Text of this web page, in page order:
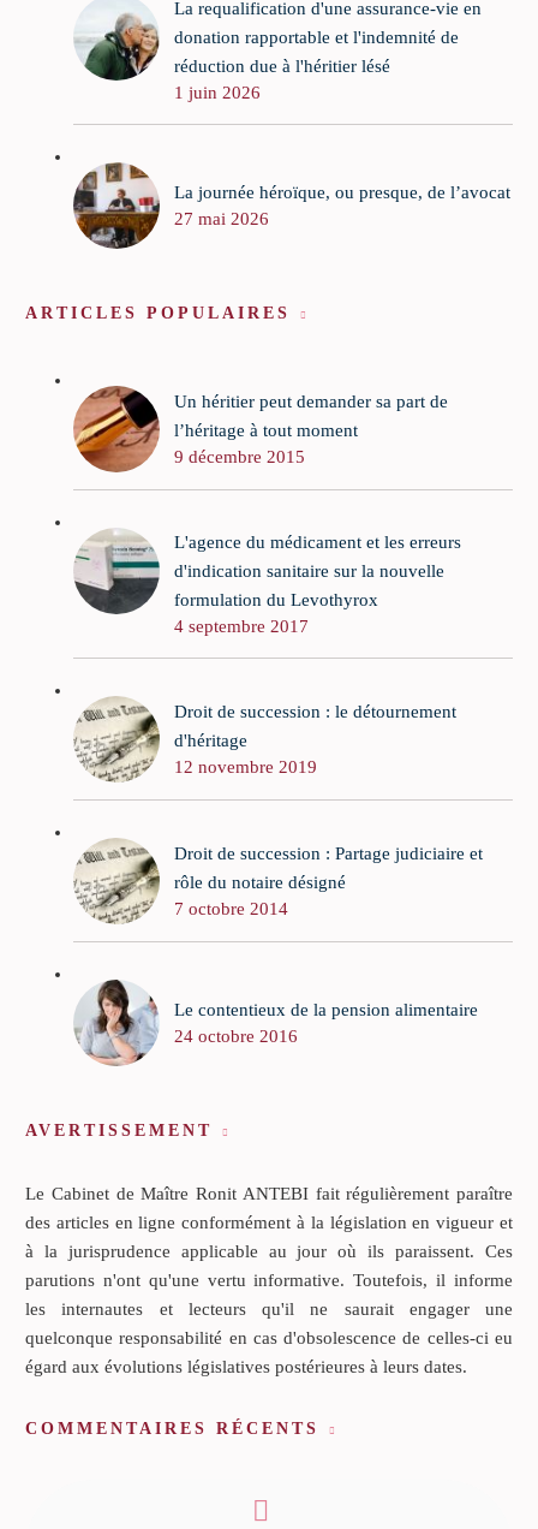
La requalification d'une assurance-vie en
donation rapportable et l'indemnité de
réduction due à l'héritier lésé
1 juin 2026
La journée héroïque, ou presque, de l’avocat
27 mai 2026
ARTICLES POPULAIRES
Un héritier peut demander sa part de
l’héritage à tout moment
9 décembre 2015
L'agence du médicament et les erreurs
d'indication sanitaire sur la nouvelle
formulation du Levothyrox
4 septembre 2017
Droit de succession : le détournement
d'héritage
12 novembre 2019
Droit de succession : Partage judiciaire et
rôle du notaire désigné
7 octobre 2014
Le contentieux de la pension alimentaire
24 octobre 2016
AVERTISSEMENT
Le Cabinet de Maître Ronit ANTEBI fait régulièrement paraître
des articles en ligne conformément à la législation en vigueur et
à la jurisprudence applicable au jour où ils paraissent. Ces
parutions n'ont qu'une vertu informative. Toutefois, il informe
les internautes et lecteurs qu'il ne saurait engager une
quelconque responsabilité en cas d'obsolescence de celles-ci eu
égard aux évolutions législatives postérieures à leurs dates.
COMMENTAIRES RÉCENTS